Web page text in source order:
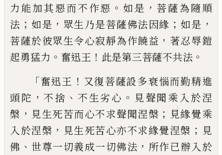
力能加其惡而不作惡 。 如是 ， 菩薩為隨順
法 ； 如是 ， 眾生乃是菩薩佛法因緣 ； 如是 ，
菩薩於彼眾生令心寂靜為作饒益 ， 著忍辱鎧
起勇猛力 。 奮迅王 ！ 此是第三菩薩不共法 。
「奮迅王 ！ 又復菩薩設多衰惱而勤精進
頭陀 ，不捨 、 不生劣心 。 見聲聞乘 入於涅
槃 ， 見生死苦而心不求聲聞涅槃 ； 見緣覺乘
入於涅槃 ， 見生死苦心亦不求緣覺涅槃 ； 見
佛 、 世尊一切義成一切佛法 ， 所作已辦入於